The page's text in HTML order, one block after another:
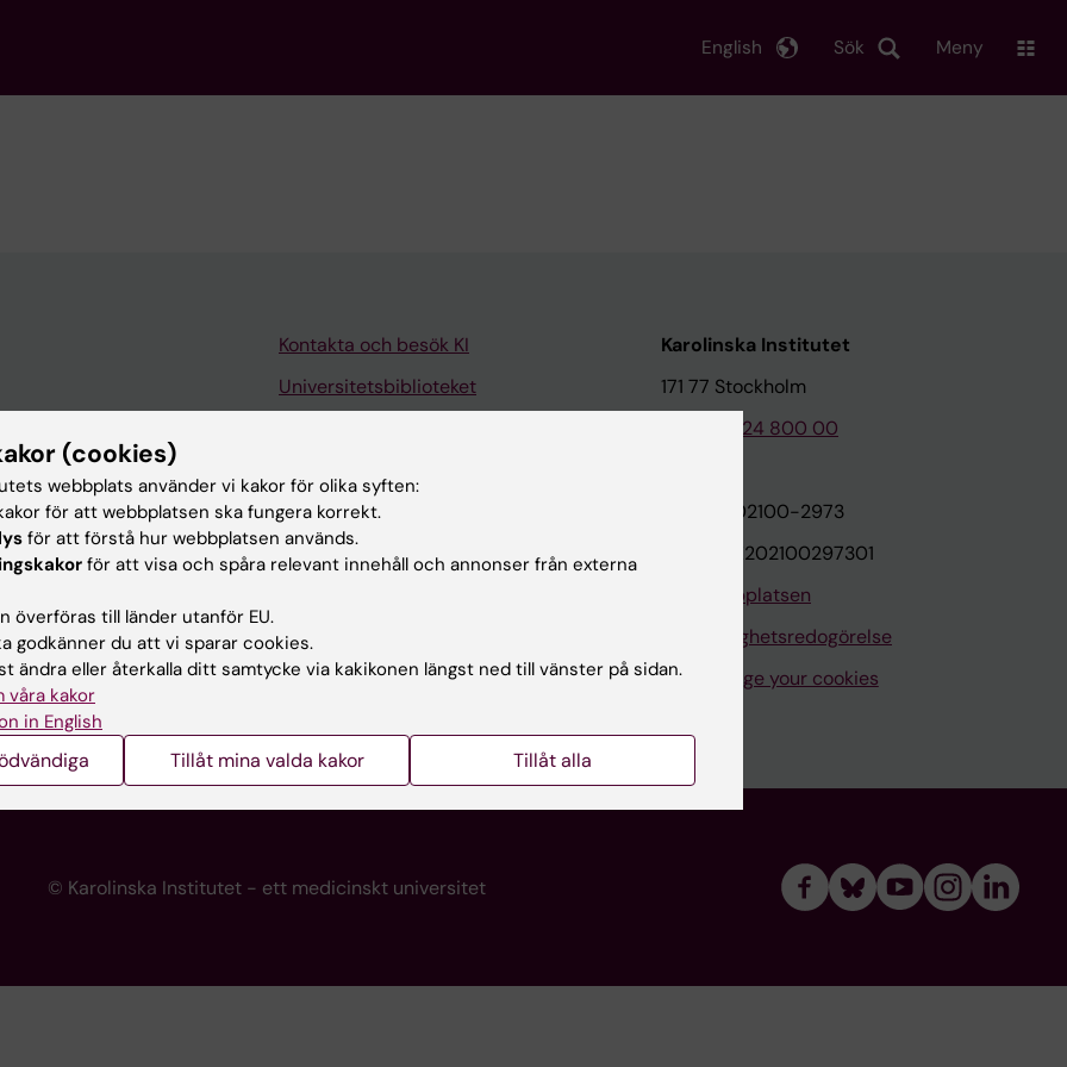
Sök
English Meny
Kontakta och besök KI
Universitetsbiblioteket
Karolinska Institutet Innovation
Kontakta presstjänsten
Karolinska Institutet
171 77 Stockholm
Tel: 08-524 800 00
Org.nr: 202100-2973
VAT.nr: SE202100297301
Om webbplatsen
Tillgänglighetsredogörelse
Manage your cookies
© Karolinska Institutet - ett medicinskt universitet
(cookies)
webbplats använder vi kakor för olika syften:
för att webbplatsen ska fungera korrekt.
för att förstå hur webbplatsen används.
för att visa och spåra relevant innehåll och annonser från externa
överföras till länder utanför EU.
godkänner du att vi sparar cookies.
ändra eller återkalla ditt samtycke via kakikonen längst ned till vänster på sidan.
våra kakor
in English
Tillåt mina valda kakor Tillåt alla